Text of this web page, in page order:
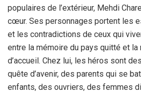
populaires de l’extérieur, Mehdi
cœur. Ses personnages portent les
et les contradictions de ceux qui
entre la mémoire du pays quitté et la
d’accueil. Chez lui, les héros sont
quête d’avenir, des parents qui se
enfants, des ouvriers, des femmes